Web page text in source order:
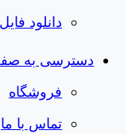
دانلود
دسترسی به
فروشگاه
تماس با ما